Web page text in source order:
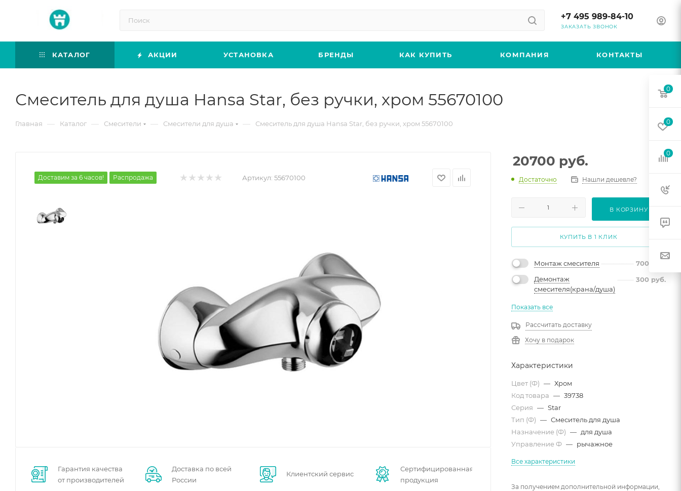
+7 495 989-84-10
ЗАКАЗАТЬ ЗВОНОК
КАТАЛОГ АКЦИИ УСТАНОВКА БРЕНДЫ КАК КУПИТЬ КОМПАНИЯ КОНТАКТЫ
Смеситель для душа Hansa Star, без ручки, хром 55670100
Главная — Каталог — Смесители — Смесители для душа — Смеситель для душа Hansa Star, без ручки, хром 55670100
Доставим за 6 часов! Распродажа Артикул: 55670100
Гарантия качества
от производителей
Доставка по всей
России
Клиентский сервис
Сертифицированная
продукция
20700 руб.
Достаточно Нашли дешевле?
В КОРЗИНУ
КУПИТЬ В 1 КЛИК
Монтаж смесителя 700
Демонтаж
смесителя(крана/душа)
300 руб.
Показать все
Рассчитать доставку
Хочу в подарок
Характеристики
Цвет (Ф) — Хром
Код товара — 39738
Серия — Star
Тип (Ф) — Смеситель для душа
Назначение (Ф) — для душа
Управление Ф — рычажное
Все характеристики
За получением дополнительной информации,
0
0
0